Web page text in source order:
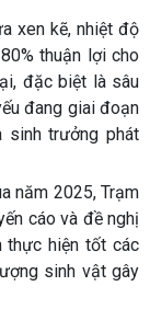
xen kẽ, nhiệt độ
thuận lợi cho
đặc biệt là sâu
đang giai đoạn
sinh trưởng phát
năm 2025, Trạm
cáo và đề nghị
thực hiện tốt các
sinh vật gây